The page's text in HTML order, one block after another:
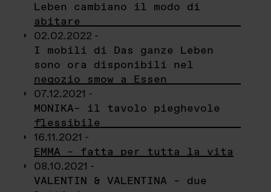
Leben cambiano il modo di
abitare
02.02.2022 -
I mobili di Das ganze Leben
sono ora disponibili nel
negozio smow a Essen
07.12.2021 -
MONIKA– il tavolo pieghevole
flessibile
16.11.2021 -
EMMA – fatta per tutta la vita
08.10.2021 -
VALENTIN & VALENTINA – due